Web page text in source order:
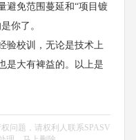
避免范围蔓延和“项目镀
你了。
校训，无论是技术上
是大有裨益的。以上是
问题，请权利人联系SPASV